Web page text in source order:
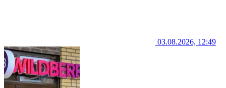
03.08.2026, 12:49